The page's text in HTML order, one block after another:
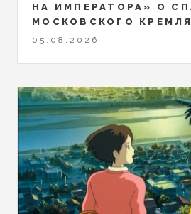
НА ИМПЕРАТОРА» О
МОСКОВСКОГО КРЕМЛЯ
05.08.2026